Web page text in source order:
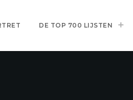
DE TOP 700 LIJSTEN